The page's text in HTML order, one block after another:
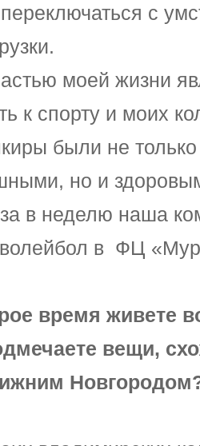
с
моей жизни
к спорту и моих
были не
но и
в неделю наша
волейбол в ФЦ
время живете
вещи,